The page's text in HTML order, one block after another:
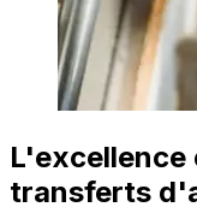
L'excellence
transferts